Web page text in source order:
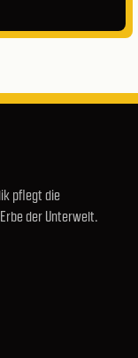
pflegt die
der Unterwelt.